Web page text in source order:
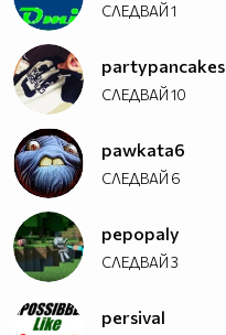
СЛЕДВАЙ1
partypancakes
СЛЕДВАЙ10
pawkata6
СЛЕДВАЙ 6
pepopaly
СЛЕДВАЙ3
persival